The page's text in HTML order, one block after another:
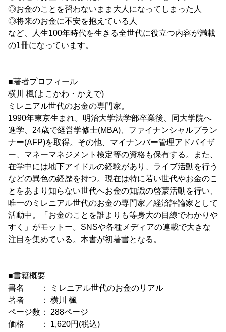
◎お金のことを習わないまま大人になってしまった人
◎将来のお金に不安を抱えている人
など、人生100年時代を生きる全世代に役立つ内容が満載
の1冊になっています。
■著者プロフィール
横川 楓(よこかわ・かえで)
ミレニアル世代のお金の専門家。
1990年東京生まれ。明治大学法学部卒業後、同大学院へ
進学、24歳で経営学修士(MBA)、ファイナンシャルプラン
ナー(AFP)を取得。その他、マイナンバー管理アドバイザ
ー、マネーマネジメント検定等の資格も保有する。また、
在学中には地下アイドルの経験があり、ライブ活動を行う
などの異色の経歴を持つ。現在は特に若い世代やお金のこ
とをあまり知らない世代へお金の知識の啓蒙活動を行い、
唯一のミレニアル世代のお金の専門家／経済評論家として
活動中。「お金のことを誰よりも等身大の目線でわかりや
すく」がモットー。SNSや各種メディアの連載で大きな
注目を集めている。本書が初著書となる。
■書籍概要
書名 ： ミレニアル世代のお金のリアル
著者 ： 横川 楓
ページ数： 288ページ
価格 ： 1,620円(税込)